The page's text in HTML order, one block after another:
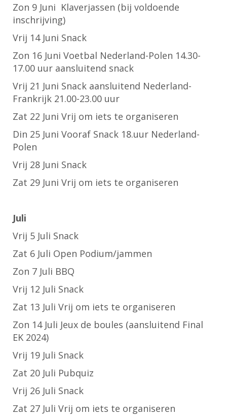
Zon 9 Juni Klaverjassen (bij voldoende
inschrijving)
Vrij 14 Juni Snack
Zon 16 Juni Voetbal Nederland-Polen 14.30-
17.00 uur aansluitend snack
Vrij 21 Juni Snack aansluitend Nederland-
Frankrijk 21.00-23.00 uur
Zat 22 Juni Vrij om iets te organiseren
Din 25 Juni Vooraf Snack 18.uur Nederland-
Polen
Vrij 28 Juni Snack
Zat 29 Juni Vrij om iets te organiseren
Juli
Vrij 5 Juli Snack
Zat 6 Juli Open Podium/jammen
Zon 7 Juli BBQ
Vrij 12 Juli Snack
Zat 13 Juli Vrij om iets te organiseren
Zon 14 Juli Jeux de boules (aansluitend Final
EK 2024)
Vrij 19 Juli Snack
Zat 20 Juli Pubquiz
Vrij 26 Juli Snack
Zat 27 Juli Vrij om iets te organiseren